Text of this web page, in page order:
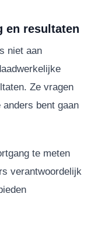
en resultaten
niet aan
Ze vragen
bent gaan
te meten
verantwoordelijk